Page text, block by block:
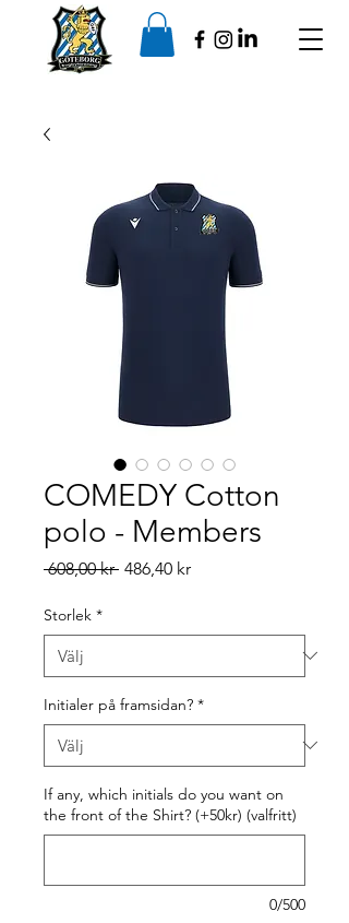
COMEDY Cotton
polo - Members
608,00 kr Ordinarie
486,40 krReapris
Storlek *
Initialer på framsidan? *
If any, which initials do you want on
the front of the Shirt? (+50kr) (valfritt)
0/500